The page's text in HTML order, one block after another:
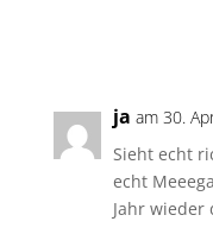
ja am 30.
Sieht echt
echt
Jahr wieder